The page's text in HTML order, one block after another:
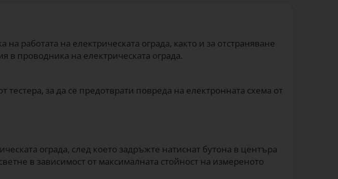
работата на електрическата ограда, както и за отстраняване
в проводника на електрическата ограда.
за да се предотврати повреда на електронната схема от
ограда, след което задръжте натиснат бутона в центъра
в зависимост от максималната стойност на измереното